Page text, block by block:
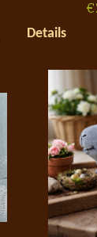
€
Details